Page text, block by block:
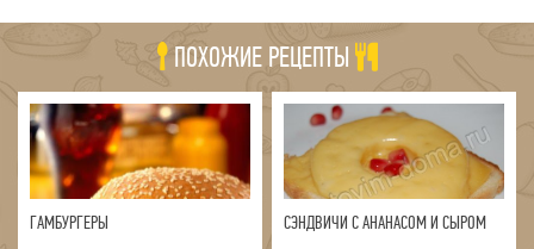
ПОХОЖИЕ РЕЦЕПТЫ
ГАМБУРГЕРЫ СЭНДВИЧИ С АНАНАСОМ И СЫРОМ